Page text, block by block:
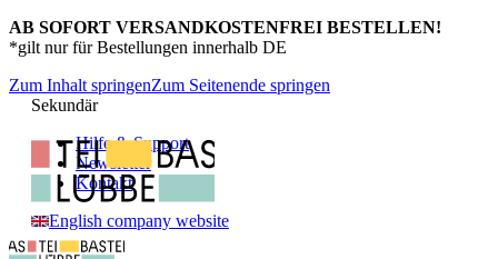
AB SOFORT VERSANDKOSTENFREI BESTELLEN!
*gilt nur für Bestellungen innerhalb DE
Zum Inhalt springenZum Seitenende springen
Sekundär
Hilfe & Support
Newsletter
Kontakt
English company website